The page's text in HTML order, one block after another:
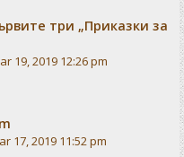
три „Приказки за
19, 2019 12:26 pm
17, 2019 11:52 pm